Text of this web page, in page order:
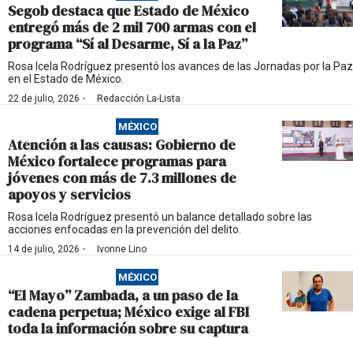
Segob destaca que Estado de México
entregó más de 2 mil 700 armas con el
programa “Sí al Desarme, Sí a la Paz”
Rosa Icela Rodríguez presentó los avances de las Jornadas por la Paz
en el Estado de México.
22 de julio, 2026 · Redacción La-Lista
MÉXICO
Atención a las causas: Gobierno de
México fortalece programas para
jóvenes con más de 7.3 millones de
apoyos y servicios
Rosa Icela Rodríguez presentó un balance detallado sobre las
acciones enfocadas en la prevención del delito.
14 de julio, 2026 · Ivonne Lino
MÉXICO
“El Mayo” Zambada, a un paso de la
cadena perpetua; México exige al FBI
toda la información sobre su captura